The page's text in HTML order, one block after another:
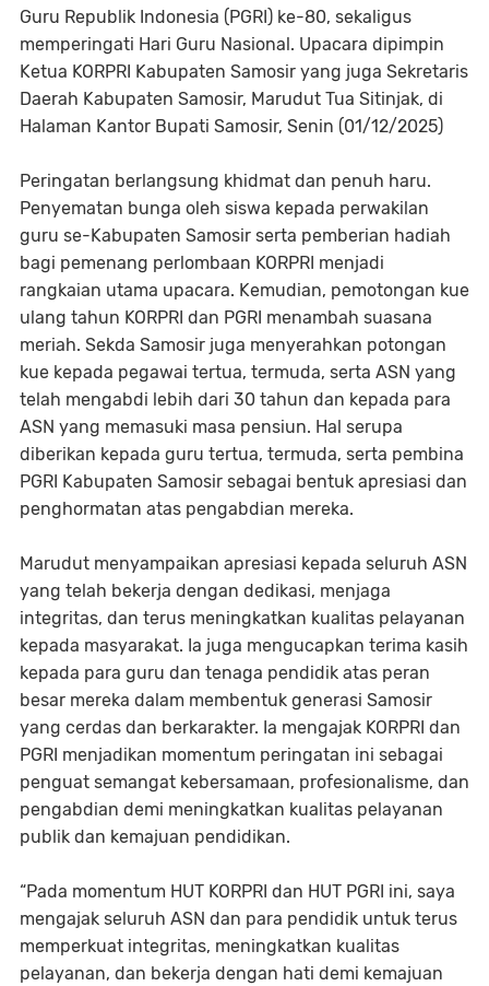
Guru Republik Indonesia (PGRI) ke-80, sekaligus
memperingati Hari Guru Nasional. Upacara dipimpin
Ketua KORPRI Kabupaten Samosir yang juga Sekretaris
Daerah Kabupaten Samosir, Marudut Tua Sitinjak, di
Halaman Kantor Bupati Samosir, Senin (01/12/2025)
Peringatan berlangsung khidmat dan penuh haru.
Penyematan bunga oleh siswa kepada perwakilan
guru se-Kabupaten Samosir serta pemberian hadiah
bagi pemenang perlombaan KORPRI menjadi
rangkaian utama upacara. Kemudian, pemotongan kue
ulang tahun KORPRI dan PGRI menambah suasana
meriah. Sekda Samosir juga menyerahkan potongan
kue kepada pegawai tertua, termuda, serta ASN yang
telah mengabdi lebih dari 30 tahun dan kepada para
ASN yang memasuki masa pensiun. Hal serupa
diberikan kepada guru tertua, termuda, serta pembina
PGRI Kabupaten Samosir sebagai bentuk apresiasi dan
penghormatan atas pengabdian mereka.
Marudut menyampaikan apresiasi kepada seluruh ASN
yang telah bekerja dengan dedikasi, menjaga
integritas, dan terus meningkatkan kualitas pelayanan
kepada masyarakat. Ia juga mengucapkan terima kasih
kepada para guru dan tenaga pendidik atas peran
besar mereka dalam membentuk generasi Samosir
yang cerdas dan berkarakter. Ia mengajak KORPRI dan
PGRI menjadikan momentum peringatan ini sebagai
penguat semangat kebersamaan, profesionalisme, dan
pengabdian demi meningkatkan kualitas pelayanan
publik dan kemajuan pendidikan.
“Pada momentum HUT KORPRI dan HUT PGRI ini, saya
mengajak seluruh ASN dan para pendidik untuk terus
memperkuat integritas, meningkatkan kualitas
pelayanan, dan bekerja dengan hati demi kemajuan